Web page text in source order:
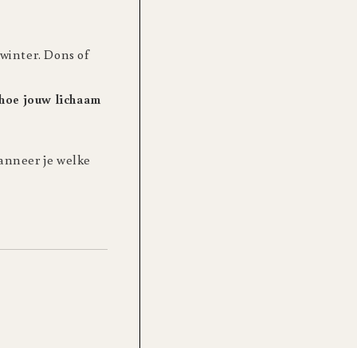
Dons of
jouw lichaam
je welke